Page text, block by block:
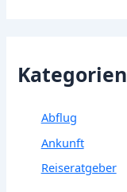
Kategorien
Abflug
Ankunft
Reiseratgeber